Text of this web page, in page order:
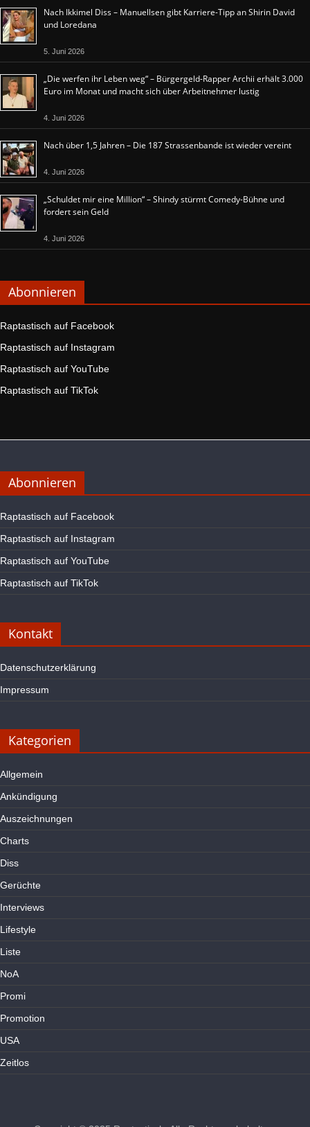
Nach Ikkimel Diss – Manuellsen gibt Karriere-Tipp an Shirin David
und Loredana
5. Juni 2026
„Die werfen ihr Leben weg“ – Bürgergeld-Rapper Archii erhält 3.000
Euro im Monat und macht sich über Arbeitnehmer lustig
4. Juni 2026
Nach über 1,5 Jahren – Die 187 Strassenbande ist wieder vereint
4. Juni 2026
„Schuldet mir eine Million“ – Shindy stürmt Comedy-Bühne und
fordert sein Geld
4. Juni 2026
Abonnieren
Raptastisch auf Facebook
Raptastisch auf Instagram
Raptastisch auf YouTube
Raptastisch auf TikTok
Abonnieren
Raptastisch auf Facebook
Raptastisch auf Instagram
Raptastisch auf YouTube
Raptastisch auf TikTok
Kontakt
Datenschutzerklärung
Impressum
Kategorien
Allgemein
Ankündigung
Auszeichnungen
Charts
Diss
Gerüchte
Interviews
Lifestyle
Liste
NoA
Promi
Promotion
USA
Zeitlos